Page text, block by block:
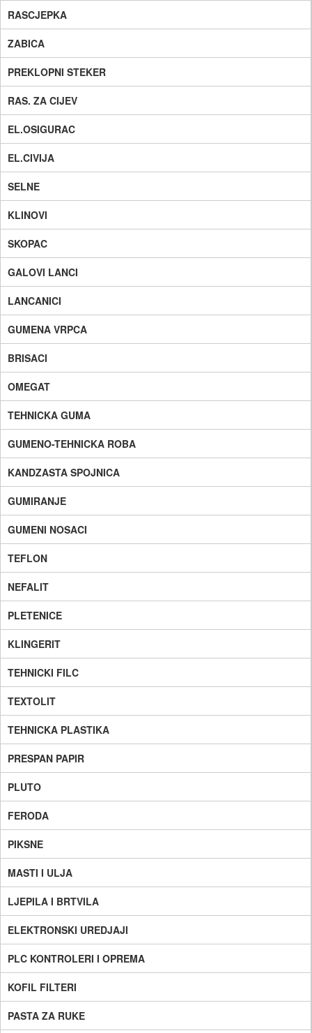
RASCJEPKA
ZABICA
PREKLOPNI STEKER
RAS. ZA CIJEV
EL.OSIGURAC
EL.CIVIJA
SELNE
KLINOVI
SKOPAC
GALOVI LANCI
LANCANICI
GUMENA VRPCA
BRISACI
OMEGAT
TEHNICKA GUMA
GUMENO-TEHNICKA ROBA
KANDZASTA SPOJNICA
GUMIRANJE
GUMENI NOSACI
TEFLON
NEFALIT
PLETENICE
KLINGERIT
TEHNICKI FILC
TEXTOLIT
TEHNICKA PLASTIKA
PRESPAN PAPIR
PLUTO
FERODA
PIKSNE
MASTI I ULJA
LJEPILA I BRTVILA
ELEKTRONSKI UREDJAJI
PLC KONTROLERI I OPREMA
KOFIL FILTERI
PASTA ZA RUKE